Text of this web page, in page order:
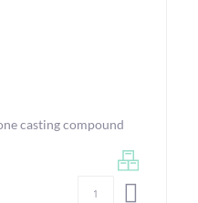
casting compound